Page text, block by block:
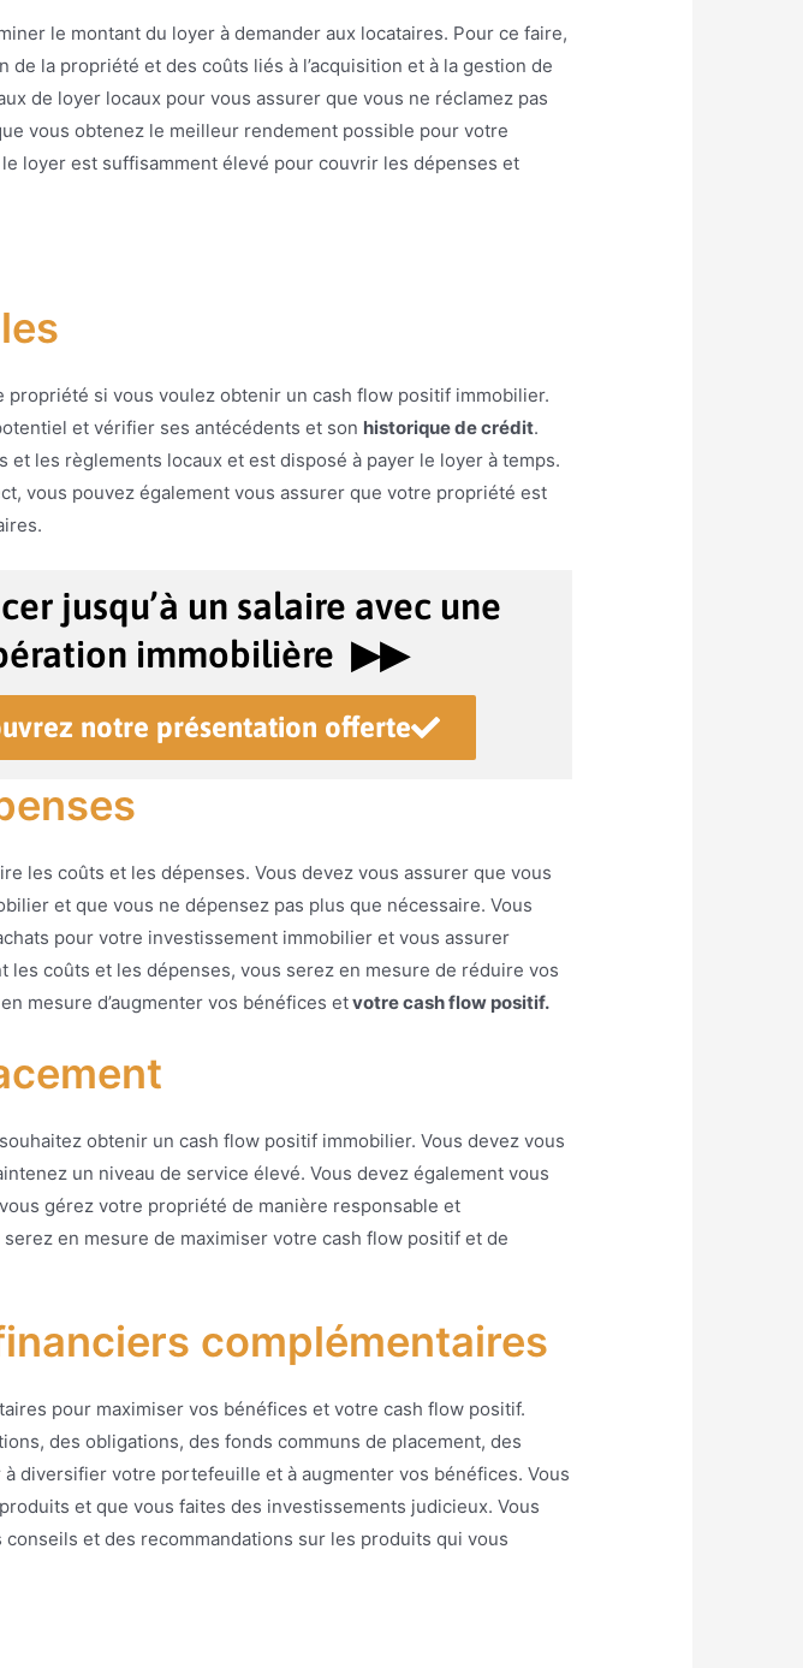
le montant du loyer à demander aux locataires. Pour ce faire,
la propriété et des coûts liés à l’acquisition et à la gestion de
de loyer locaux pour vous assurer que vous ne réclamez pas
vous obtenez le meilleur rendement possible pour votre
loyer est suffisamment élevé pour couvrir les dépenses et
si vous voulez obtenir un cash flow positif immobilier.
et vérifier ses antécédents et son historique de crédit.
les règlements locaux et est disposé à payer le loyer à temps.
vous pouvez également vous assurer que votre propriété est
jusqu’à un salaire avec une
immobilière ▶︎▶︎
notre présentation offerte
les coûts et les dépenses. Vous devez vous assurer que vous
et que vous ne dépensez pas plus que nécessaire. Vous
pour votre investissement immobilier et vous assurer
les coûts et les dépenses, vous serez en mesure de réduire vos
mesure d’augmenter vos bénéfices etvotre cash flow positif.
obtenir un cash flow positif immobilier. Vous devez vous
un niveau de service élevé. Vous devez également vous
gérez votre propriété de manière responsable et
en mesure de maximiser votre cash flow positif et de
complémentaires
pour maximiser vos bénéfices et votre cash flow positif.
des obligations, des fonds communs de placement, des
diversifier votre portefeuille et à augmenter vos bénéfices. Vous
et que vous faites des investissements judicieux. Vous
et des recommandations sur les produits qui vous